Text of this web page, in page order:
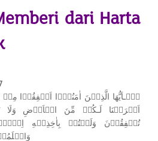
dari Harta
يٰۤـاَيُّهَا الَّذِيۡنَ اٰمَنُوۡۤا اَنۡفِقُوۡا
اَخۡرَجۡنَا لَـكُمۡ مِّنَ الۡاَرۡضِ وَلَا
تُنۡفِقُوۡنَ وَلَسۡتُمۡ بِاٰخِذِيۡهِ